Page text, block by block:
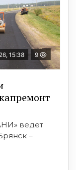
15:38 9
ведет
–